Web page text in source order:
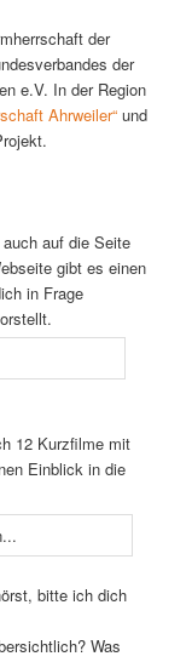
der
der
e.V. In der Region
Ahrweiler“ und
auf die Seite
gibt es einen
in Frage
12 Kurzfilme mit
Einblick in die
bitte ich dich
Was